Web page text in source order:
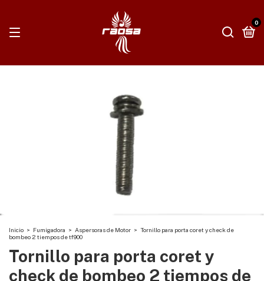
0
Inicio > Fumigadora > Aspersoras de Motor > Tornillo para porta coret y check de
bombeo 2 tiempos de tf900
Tornillo para porta coret y
check de bombeo 2 tiempos de